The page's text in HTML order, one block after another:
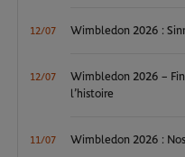
12/07 Wimbledon 2026 :
12/07
Wimbledon 2026 –
l’histoire
11/07 Wimbledon 2026 :